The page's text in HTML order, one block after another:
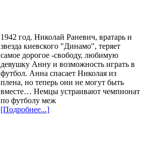
1942 год. Николай Раневич, вратарь и
звезда киевского "Динамо", теряет
самое дорогое -свободу, любимую
девушку Анну и возможность играть в
футбол. Анна спасает Николая из
плена, но теперь они не могут быть
вместе… Немцы устраивают чемпионат
по футболу меж
[Подробнее...]